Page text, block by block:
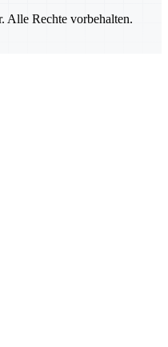
Alle Rechte vorbehalten.